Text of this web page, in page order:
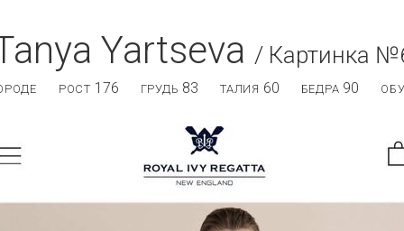
Yartseva / Картинка
РОСТ 176 ГРУДЬ 83 ТАЛИЯ 60 БЕДРА 90